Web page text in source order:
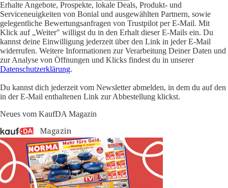
Erhalte Angebote, Prospekte, lokale Deals, Produkt- und
Serviceneuigkeiten von Bonial und ausgewählten Partnern, sowie
gelegentliche Bewertungsanfragen von Trustpilot per E-Mail. Mit
Klick auf „Weiter" willigst du in den Erhalt dieser E-Mails ein. Du
kannst deine Einwilligung jederzeit über den Link in jeder E-Mail
widerrufen. Weitere Informationen zur Verarbeitung Deiner Daten und
zur Analyse von Öffnungen und Klicks findest du in unserer
Datenschutzerklärung.
Du kannst dich jederzeit vom Newsletter abmelden, in dem du auf den
in der E-Mail enthaltenen Link zur Abbestellung klickst.
Neues vom KaufDA Magazin